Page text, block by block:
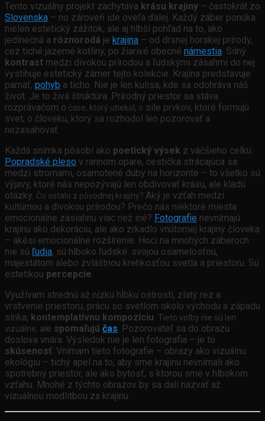
Tento vizuálny projekt zachytáva krásu krajiny – častokrát zo
Slovenska – no zároveň ide oveľa ďalej. Každý záber ponúka
nielen estetický zážitok, ale aj hlbší pohľad na to, ako
jedinečná a rôznorodá je krajina – od drsnej horskej prírody,
cez tiché jazerné kotliny, po žiarivé obecné námestia. Silný
kontrast medzi divokou prírodou a ľudskými zásahmi do nej
vystihuje estetický zámer tejto kolekcie. Krajina predstavuje
pamäť, pohyb a ticho. Nie je len kulisa, kde sa odohráva náš
život. Je to živá štruktúra. Prírodný priestor sa stáva
rozprávačom o čase, ktorý utiekol, o sile prvkov, ktoré formujú
svet, o človeku, ktorý sa rozhodol len pozorovať a
nezasahovať.
Každá snímka pôsobí ako poetický výsek z väčšieho celku.
Popradské pleso v rannom opare, cestička strácajúca sa
medzi stromami, osamotené duby na horizonte – to všetko sú
výjavy, ktoré nás nepozývajú len obdivovať krásu, ale kladú
otázky. Čo ostalo z pôvodnej krajiny? Aký je vzťah medzi
kultúrnou a divokou prírodou? Prečo nás niektoré miesta
emocionálne zasiahnu viac než iné? Fotografie nevnímajú
krajinu ako dekoráciu, ale ako zrkadlo vnútornej krajiny človeka
– akési emocionálne rozšírenie. Hoci na mnohých záberoch
nie sú ľudia, sú hlboko ľudské: svojou osamelosťou,
majestátom alebo zvláštnou krehkosťou svetla a priestoru. Sú
estetikou percepcie.
Využívam strednú až nízku hĺbku ostrosti, zlatý rez a
vrstvenie priestoru, prácu so svetlom okolo východu a západu
slnka, kontemplatívnu kompozíciu. Tieto voľby nie sú len
vizuálne, al e spomaľujú čas. Pozorovateľ sa do obrazu
doslova vnára. Výsledok nie je len fotografia – je to
skúsenosť. Vnímam tieto fotografie – obrazy ako vizuálnu
ekológiu – tichý apel na to, aby sme krajinu nevnímali ako
spotrebný priestor, ale ako bytosť, s ktorou sme v hlbokom
vzťahu. Mnohé z týchto obrazov by sa dali nazvať až
vizuálnou modlitbou za krajinu.